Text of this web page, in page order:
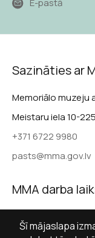
Šī mājaslapa
E-pastā
Sazināties ar
Memoriālo muzeju
Meistaru iela 10-
+371 6722 9980
pasts@mma.gov.lv
MMA darba